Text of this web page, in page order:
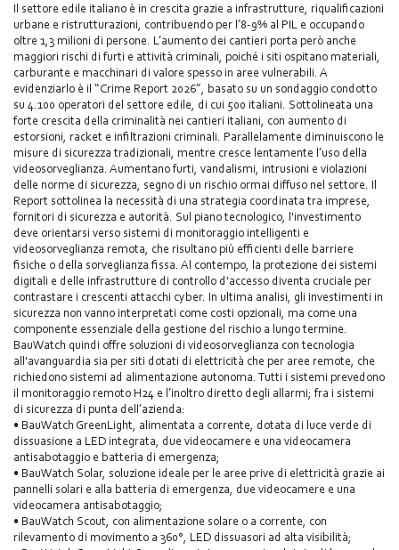
Il settore edile italiano è in crescita grazie a infrastrutture, riqualificazioni
urbane e ristrutturazioni, contribuendo per l’8-9% al PIL e occupando
oltre 1,3 milioni di persone. L’aumento dei cantieri porta però anche
maggiori rischi di furti e attività criminali, poiché i siti ospitano materiali,
carburante e macchinari di valore spesso in aree vulnerabili. A
evidenziarlo è il “Crime Report 2026”, basato su un sondaggio condotto
su 4.100 operatori del settore edile, di cui 500 italiani. Sottolineata una
forte crescita della criminalità nei cantieri italiani, con aumento di
estorsioni, racket e infiltrazioni criminali. Parallelamente diminuiscono le
misure di sicurezza tradizionali, mentre cresce lentamente l’uso della
videosorveglianza. Aumentano furti, vandalismi, intrusioni e violazioni
delle norme di sicurezza, segno di un rischio ormai diffuso nel settore. Il
Report sottolinea la necessità di una strategia coordinata tra imprese,
fornitori di sicurezza e autorità. Sul piano tecnologico, l'investimento
deve orientarsi verso sistemi di monitoraggio intelligenti e
videosorveglianza remota, che risultano più efficienti delle barriere
fisiche o della sorveglianza fissa. Al contempo, la protezione dei sistemi
digitali e delle infrastrutture di controllo d'accesso diventa cruciale per
contrastare i crescenti attacchi cyber. In ultima analisi, gli investimenti in
sicurezza non vanno interpretati come costi opzionali, ma come una
componente essenziale della gestione del rischio a lungo termine.
BauWatch quindi offre soluzioni di videosorveglianza con tecnologia
all'avanguardia sia per siti dotati di elettricità che per aree remote, che
richiedono sistemi ad alimentazione autonoma. Tutti i sistemi prevedono
il monitoraggio remoto H24 e l’inoltro diretto degli allarmi; fra i sistemi
di sicurezza di punta dell’azienda:
• BauWatch GreenLight, alimentata a corrente, dotata di luce verde di
dissuasione a LED integrata, due videocamere e una videocamera
antisabotaggio e batteria di emergenza;
• BauWatch Solar, soluzione ideale per le aree prive di elettricità grazie ai
pannelli solari e alla batteria di emergenza, due videocamere e una
videocamera antisabotaggio;
• BauWatch Scout, con alimentazione solare o a corrente, con
rilevamento di movimento a 360°, LED dissuasori ad alta visibilità;